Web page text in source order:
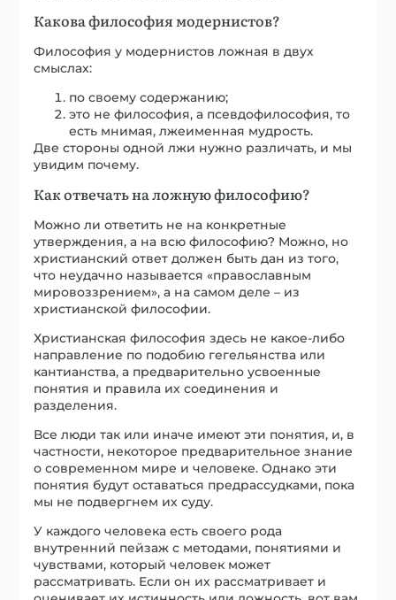
Какова философия модернистов?
Философия у модернистов ложная в двух
смыслах:
по своему содержанию;
это не философия, а псевдофилософия, то
есть мнимая, лжеименная мудрость.
Две стороны одной лжи нужно различать, и мы
увидим почему.
Как отвечать на ложную философию?
Можно ли ответить не на конкретные
утверждения, а на всю философию? Можно, но
христианский ответ должен быть дан из того,
что неудачно называется «православным
мировоззрением», а на самом деле – из
христианской философии.
Христианская философия здесь не какое-либо
направление по подобию гегельянства или
кантианства, а предварительно усвоенные
понятия и правила их соединения и
разделения.
Все люди так или иначе имеют эти понятия, и, в
частности, некоторое предварительное знание
о современном мире и человеке. Однако эти
понятия будут оставаться предрассудками, пока
мы не подвергнем их суду.
У каждого человека есть своего рода
внутренний пейзаж с методами, понятиями и
чувствами, который человек может
рассматривать. Если он их рассматривает и